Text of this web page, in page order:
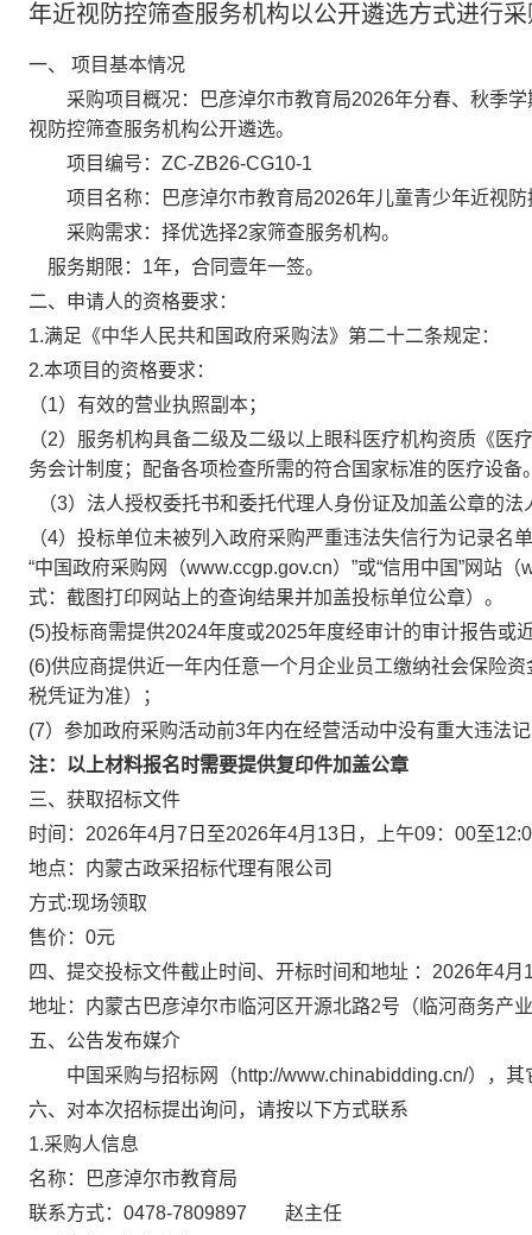
年近视防控筛查服务机构以公开遴选方式进行
一、
项目基本情况
采购项目概况：巴彦淖尔市教育局2026年分春、秋季学
视防控筛查服务机构公开遴选。
项目编号：ZC-ZB26-CG10-1
项目名称：
巴彦淖尔市教育局2026年儿童青少年近视
采购需求：择优选择2家筛查服务机构。
服务期限：1年，合同壹年一签。
二、申请人的资格要求：
1.满足《中华人民共和国政府采购法》第二十二条规定：
2.本项目的资格要求：
（1）有效的营业执照副本；
（2）服务机构具备二级及二级以上眼科医疗机构资质《
务会计制度；配备各项检查所需的符合国家标准的医疗设备
（3）法人授权委托书和委托代理人身份证及加盖公章的法
（4）投标单位未被列入政府采购严重违法失信行为记录
“中国政府采购网（www.ccgp.gov.cn）”或“信用中国”网站
式：截图打印网站上的查询结果并加盖投标单位公章）。
(5)投标商需提供2024年度或2025年度经审计的审计报告或
(6)供应商提供近一年内任意一个月企业员工缴纳社会保险
税凭证为准）；
(7）参加政府采购活动前3年内在经营活动中没有重大违法
注：以上材料报名时需要提供复印件加盖公章
三、获取招标文件
时间：2026年4月7日至2026年4月13日，上午09：00至
地点：内蒙古政采招标代理有限公司
方式:现场领取
售价：0元
四、 提交投标文件截止时间、开标时间和地址 ：2026年4
地址：内蒙古巴彦淖尔市临河区开源北路2号（临河商务产
五、公告发布媒介
中国采购与招标网（http://www.chinabidding.cn/），其
六、对本次招标提出询问，请按以下方式联系
1.采购人信息
名称：巴彦淖尔市教育局
联系方式：0478-7809897 赵主任